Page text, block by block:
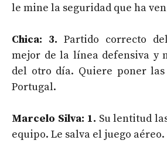
le mine la seguridad que ha
Chica: 3. Partido correcto
mejor de la línea defensiva y
del otro día. Quiere poner
Portugal.
Marcelo Silva: 1. Su lentitud
equipo. Le salva el juego aéreo.